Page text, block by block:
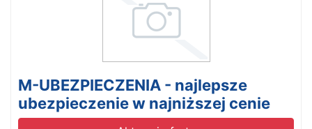
M-UBEZPIECZENIA - najlepsze
ubezpieczenie w najniższej cenie